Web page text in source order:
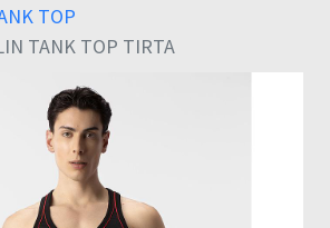
TOP
TANK TOP TIRTA